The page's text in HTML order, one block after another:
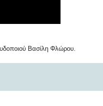
Βασίλη Φλώρου.